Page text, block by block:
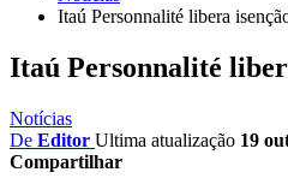
Itaú Personnalité libera
Itaú Personnalité
Notícias
De Editor Ultima atualização 19
Compartilhar